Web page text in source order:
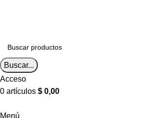
Buscar...
Acceso
0 artículos $ 0,00
Menú